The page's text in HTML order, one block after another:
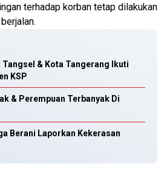
terhadap korban tetap dilakukan
Tangsel & Kota Tangerang Ikuti
KSP
& Perempuan Terbanyak Di
Berani Laporkan Kekerasan